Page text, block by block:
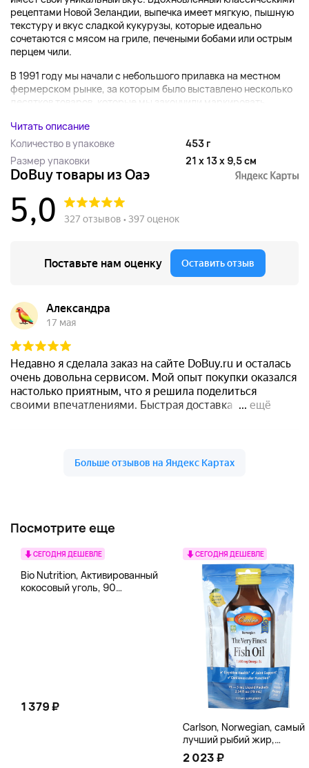
рецептами Новой Зеландии, выпечка имеет мягкую, пышную
текстуру и вкус сладкой кукурузы, которые идеально
сочетаются с мясом на гриле, печеными бобами или острым
перцем чили.
В 1991 году мы начали с небольшого прилавка на местном
фермерском рынке, за которым было выставлено несколько
десятков товаров, которые мы закончили маркировать...
Читать описание
Количество в упаковке
453 г
Размер упаковки
21 x 13 x 9,5 см
Посмотрите еще
СЕГОДНЯ ДЕШЕВЛЕ
Bio Nutrition, Активированный
кокосовый уголь, 90
1 379 ₽
СЕГОДНЯ ДЕШЕВЛЕ
Carlson, Norwegian, самый
лучший рыбий жир,
натуральный лимон, 15
пакетиков (5 мл) каждый
2 023 ₽